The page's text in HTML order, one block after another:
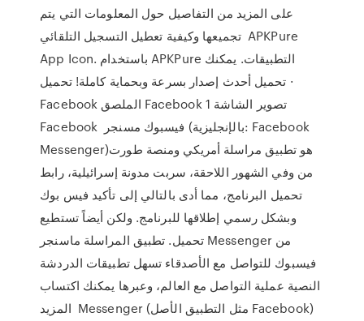
على المزيد من التفاصيل حول المعلومات التي يتم
تجميعها وكيفية تعطيل التسجيل التلقائي APKPure
App Icon. باستخدام APKPure التطبيقات. يمكنك
تحميل أحدث إصدار بسرعة وبحماية كاملة! تحميل ·
Facebook الملصق Facebook تصوير الشاشة 1
Facebook فيسبوك مسنجر (بالإنجليزية: Facebook
Messenger)‏ هو تطبيق مراسلة أمريكي ومنصة طورت
من وفي الشهور اللاحقة، سربت مدونة إسرائيلية، رابط
تحميل البرنامج، مما أدى بالتالي إلى تأكيد فيس بوك
وبشكل رسمي إطلاقها للبرنامج. ولكن أيضاً تستطيع
تحميل. تطبيق المراسلة ماسنجر Messenger من
فيسبوك للتواصل مع الأصدقاء تسهل تطبيقات الدردشة
النصية عملية التواصل مع العالم، وعبرها يمكنك اكتساب
المزيد Messenger (مثل التطبيق الأصل Facebook)